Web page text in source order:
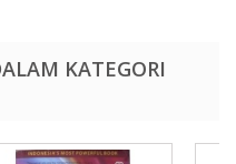
KATEGORI